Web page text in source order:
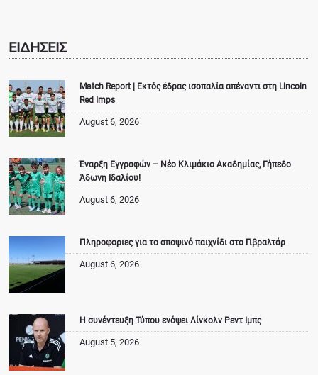
ΕΙΔΗΣΕΙΣ
Match Report | Εκτός έδρας ισοπαλία απέναντι στη Lincoln
Red Imps
August 6, 2026
Έναρξη Εγγραφών – Νέο Κλιμάκιο Ακαδημίας, Γήπεδο
Άδωνη Ιδαλίου!
August 6, 2026
Πληροφοριες για το αποψινό παιχνίδι στο Γιβραλτάρ
August 6, 2026
Η συνέντευξη Τύπου ενόψει Λίνκολν Ρεντ Ιμπς
August 5, 2026